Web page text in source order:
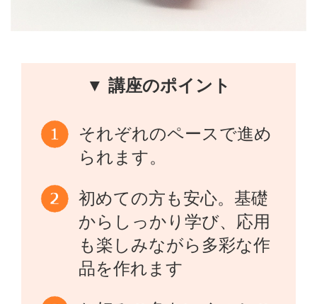
▼ 講座のポイント
それぞれのペースで進め
られます。
初めての方も安心。基礎
からしっかり学び、応用
も楽しみながら多彩な作
品を作れます